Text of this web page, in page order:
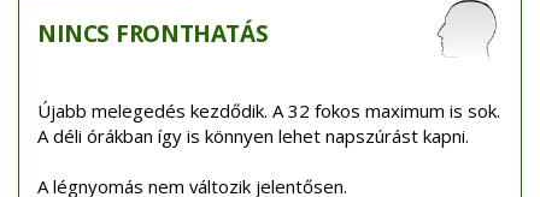
NINCS FRONTHATÁS
Újabb melegedés kezdődik. A 32 fokos maximum is sok.
A déli órákban így is könnyen lehet napszúrást kapni.
A légnyomás nem változik jelentősen.